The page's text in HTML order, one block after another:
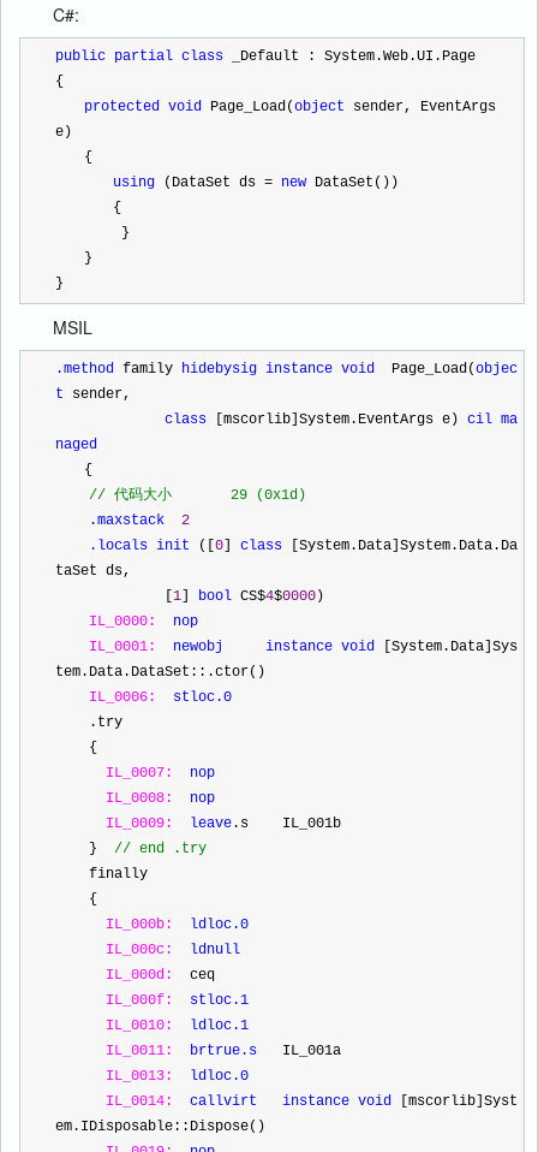
C#:
public partial class _Default : System.Web.UI.Page
{
protected void Page_Load(object sender, EventArgs
e)
{
using (DataSet ds = new DataSet())
{
}
}
}
MSIL
.method family hidebysig instance void
  Page_Load(
objec
t sender,
class [mscorlib]System.EventArgs e) cil ma
naged
{
// 代码大小       29 (0x1d)
.maxstack
2
.locals init ([ 0 class [System.Data]System.Data.Da
taSet ds,
1 bool CS$4$0000 )
IL_0000:
nop
IL_0001:
newobj instance void [System.Data]Sys
tem.Data.DataSet::.ctor()
IL_0006:
stloc.0
    .try
    {
IL_0007:
nop
IL_0008:
nop
IL_0009:
leave.s    IL_001b
    }
// end .try
    finally
    {
IL_000b:
ldloc.0
IL_000c:
ldnull
IL_000d:
  ceq
IL_000f:
stloc.1
IL_0010:
ldloc.1
IL_0011:
brtrue.s
   IL_001a
IL_0013:
ldloc.0
IL_0014:
callvirt instance void [mscorlib]Syst
em.IDisposable::Dispose()